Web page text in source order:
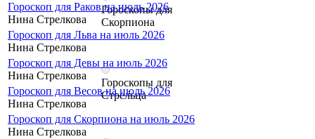
Гороскопы для
Скорпиона
Гороскопы для
Стрельца
Гороскоп для Раков на июль 2026
Нина Стрелкова
Гороскоп для Льва на июль 2026
Нина Стрелкова
Гороскоп для Девы на июль 2026
Нина Стрелкова
Гороскоп для Весов на июль 2026
Нина Стрелкова
Гороскоп для Скорпиона на июль 2026
Нина Стрелкова